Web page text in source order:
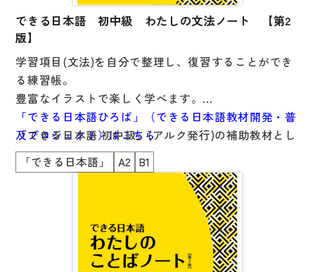
ポルトガル語辞典
ロシア語辞典
各国語辞典
国語辞典
漢字・漢和辞典
語学・文法辞典
表現・用字用語辞典
教師用参考書
できる日本語 初中級 わたしの文法ノート 【第2
版】
学習項目(文法)を自分で整理し、復習することができ
る練習帳。
豊富なイラストで楽しく学べます。
『できる日本語 初中級』(アルク発行)の補助教材とし
て開発されましたが、
他の教科書を使用している方にもおススメです。
「できる日本語ひろば」（できる日本語教材開発・普
及プロジェクト）はこちら
「できる日本語」
A2 B1